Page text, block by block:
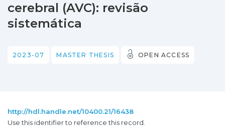
cerebral (AVC): revisão
sistemática
2023-07 MASTER THESIS OPEN ACCESS
http://hdl.handle.net/10400.21/16438
Use this identifier to reference this record.